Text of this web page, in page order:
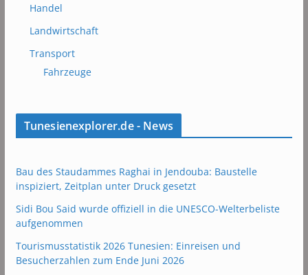
Handel
Landwirtschaft
Transport
Fahrzeuge
Tunesienexplorer.de - News
Bau des Staudammes Raghai in Jendouba: Baustelle
inspiziert, Zeitplan unter Druck gesetzt
Sidi Bou Said wurde offiziell in die UNESCO-Welterbeliste
aufgenommen
Tourismusstatistik 2026 Tunesien: Einreisen und
Besucherzahlen zum Ende Juni 2026